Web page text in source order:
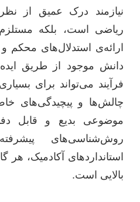
نیازمند درک عمیق از
ریاضی است، بلکه مستلزم
ارائه‌ی استدلال‌های محکم
دانش موجود از طریق
فرآیند می‌تواند برای
چالش‌ها و پیچیدگی‌های
موضوعی بدیع و قابل
روش‌شناسی‌های
استانداردهای آکادمیک،
بالایی است.